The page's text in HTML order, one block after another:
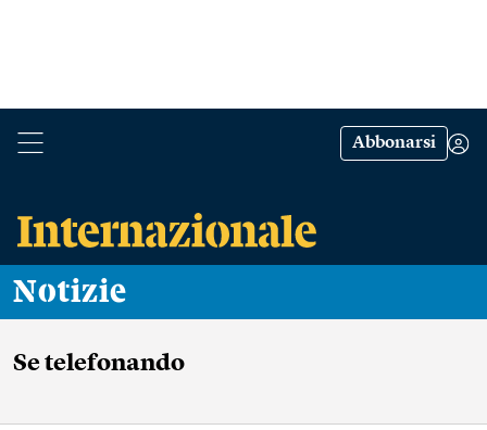
Abbonarsi
Notizie
Se telefonando